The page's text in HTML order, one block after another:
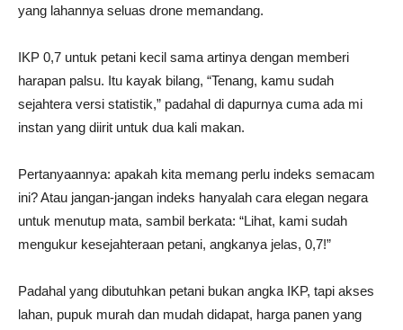
yang lahannya seluas drone memandang.
IKP 0,7 untuk petani kecil sama artinya dengan memberi
harapan palsu. Itu kayak bilang, “Tenang, kamu sudah
sejahtera versi statistik,” padahal di dapurnya cuma ada mi
instan yang diirit untuk dua kali makan.
Pertanyaannya: apakah kita memang perlu indeks semacam
ini? Atau jangan-jangan indeks hanyalah cara elegan negara
untuk menutup mata, sambil berkata: “Lihat, kami sudah
mengukur kesejahteraan petani, angkanya jelas, 0,7!”
Padahal yang dibutuhkan petani bukan angka IKP, tapi akses
lahan, pupuk murah dan mudah didapat, harga panen yang